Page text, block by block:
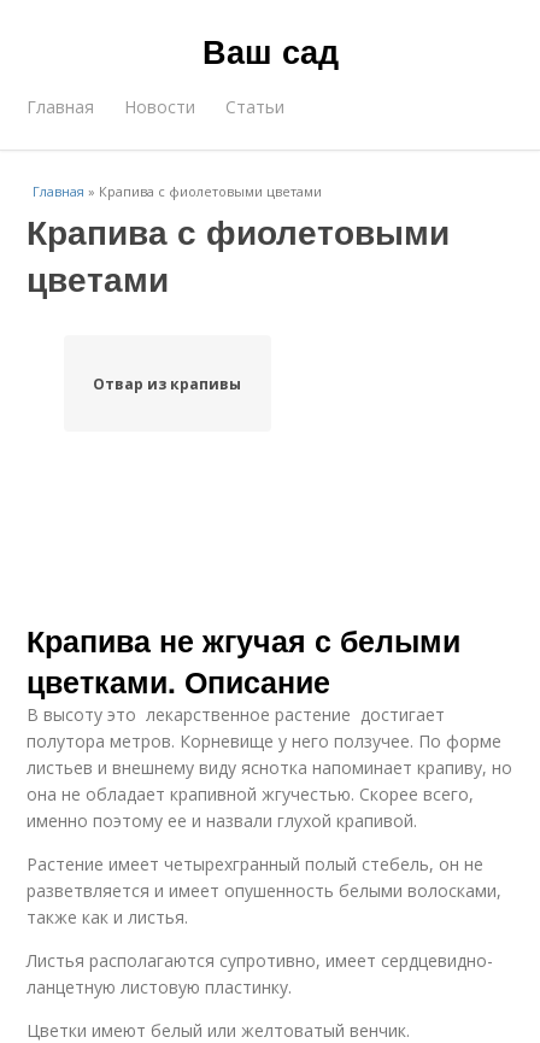
Ваш сад
Главная Новости Статьи
Главная » Крапива с фиолетовыми цветами
Крапива с фиолетовыми
цветами
Отвар из крапивы
Крапива не жгучая с белыми
цветками. Описание
В высоту это лекарственное растение достигает
полутора метров. Корневище у него ползучее. По форме
листьев и внешнему виду яснотка напоминает крапиву, но
она не обладает крапивной жгучестью. Скорее всего,
именно поэтому ее и назвали глухой крапивой.
Растение имеет четырехгранный полый стебель, он не
разветвляется и имеет опушенность белыми волосками,
также как и листья.
Листья располагаются супротивно, имеет сердцевидно-
ланцетную листовую пластинку.
Цветки имеют белый или желтоватый венчик.